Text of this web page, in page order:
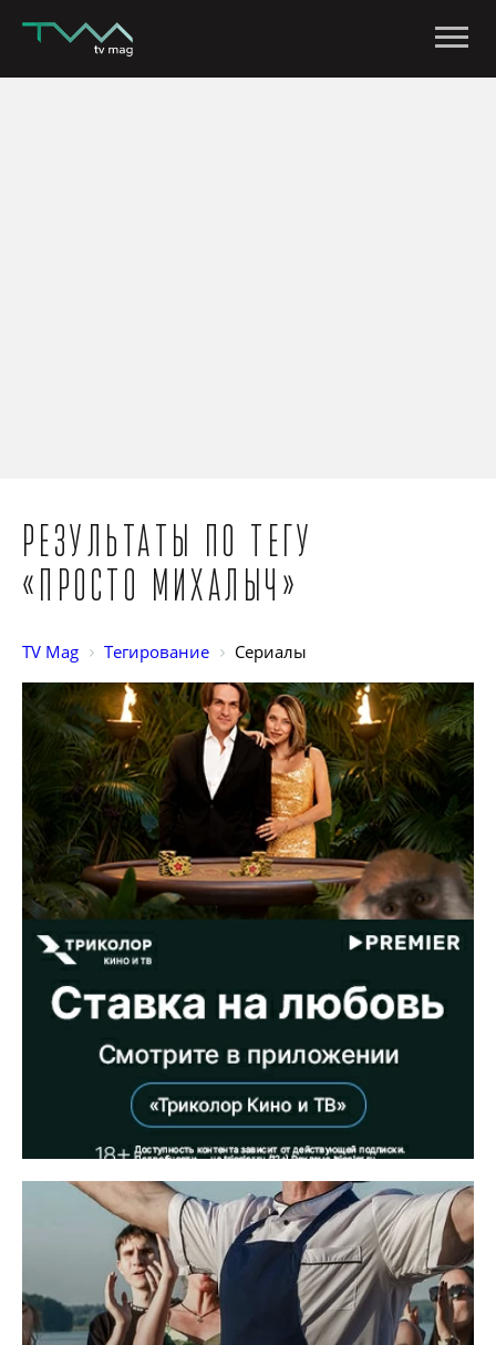
Результаты по тегу
«Просто Михалыч»
TV Mag Тегирование Сериалы